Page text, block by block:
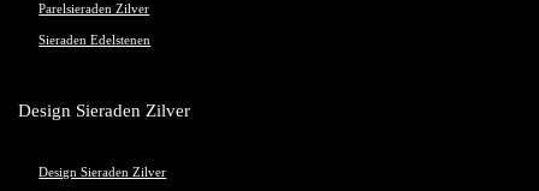
Parelsieraden Zilver
Sieraden Edelstenen
Design Sieraden Zilver
Design Sieraden Zilver